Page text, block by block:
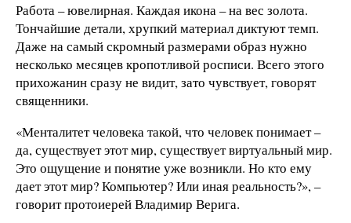
Работа – ювелирная. Каждая икона – на вес золота.
Тончайшие детали, хрупкий материал диктуют темп.
Даже на самый скромный размерами образ нужно
несколько месяцев кропотливой росписи. Всего этого
прихожанин сразу не видит, зато чувствует, говорят
священники.
«Менталитет человека такой, что человек понимает –
да, существует этот мир, существует виртуальный мир.
Это ощущение и понятие уже возникли. Но кто ему
дает этот мир? Компьютер? Или иная реальность?», –
говорит протоиерей Владимир Верига.